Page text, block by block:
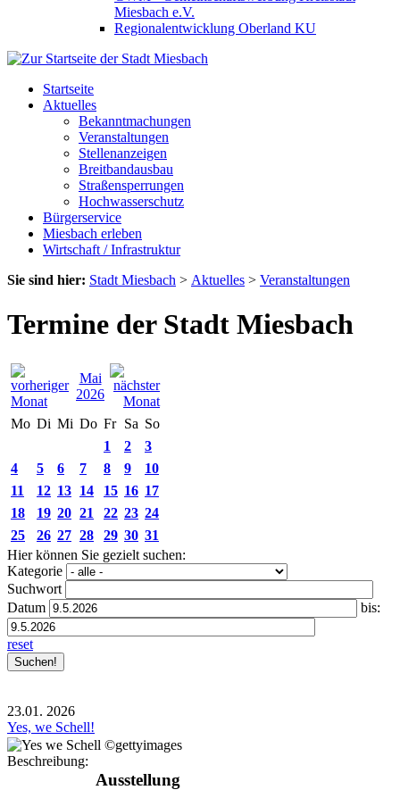
Miesbach e.V.
Regionalentwicklung Oberland KU
Startseite
Aktuelles
Bekanntmachungen
Veranstaltungen
Stellenanzeigen
Breitbandausbau
Straßensperrungen
Hochwasserschutz
Bürgerservice
Miesbach erleben
Wirtschaft / Infrastruktur
Sie sind hier: Stadt Miesbach > Aktuelles > Veranstaltungen
Termine der Stadt Miesbach
Mai
2026
Mo Di Mi Do Fr Sa So
1
2
3
4
5 6 7 8 9
10
11
12 13 14 15 16 17
18
19 20 21 22 23 24
25
26 27 28 29 30 31
Hier können Sie gezielt suchen:
Kategorie
Suchwort
Datum
bis:
reset
23.01. 2026
Yes, we Schell!
Beschreibung:
Ausstellung